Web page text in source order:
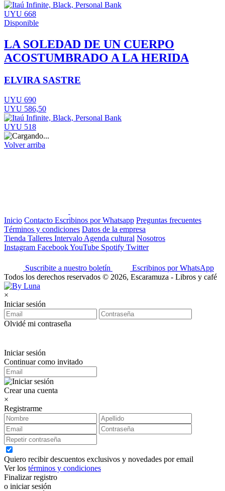
UYU 668
Disponible
LA SOLEDAD DE UN CUERPO
ACOSTUMBRADO A LA HERIDA
ELVIRA SASTRE
UYU 690
UYU 586,50
UYU 518
Volver arriba
Inicio Contacto Escribinos por Whatsapp Preguntas frecuentes
Términos y condiciones Datos de la empresa
Tienda Talleres Intervalo Agenda cultural Nosotros
Instagram FacebookYouTube Spotify Twitter
Suscribite a nuestro boletín
Escribinos por WhatsApp
Todos los derechos reservados © 2026, Escaramuza - Libros y café
×
Iniciar sesión
Olvidé mi contraseña
Iniciar sesión
Continuar como invitado
Crear una cuenta
×
Registrarme
Quiero recibir descuentos exclusivos y novedades por email
Ver los términos y condiciones
Finalizar registro
o iniciar sesión